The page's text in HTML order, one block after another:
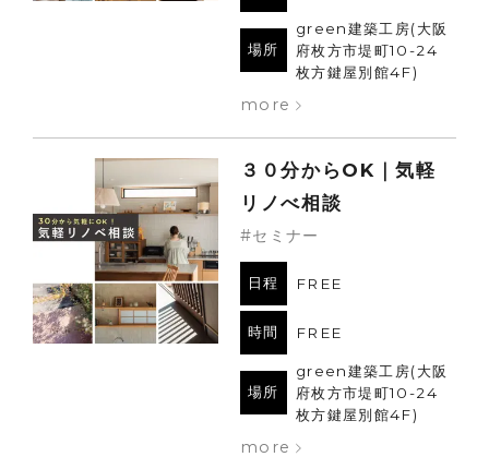
場所
green建築工房(大阪
府枚方市堤町10-24
枚方鍵屋別館4F)
more
３０分からOK｜気軽
リノべ相談
#セミナー
日程 FREE
時間 FREE
場所
green建築工房(大阪
府枚方市堤町10-24
枚方鍵屋別館4F)
more